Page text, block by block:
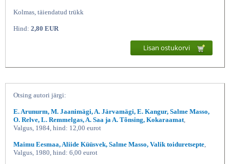
Salatid ja mahlajoogid, Salme
Kolmas, täiendatud trükk
Hind: 2,80 EUR
Lisan ostukorvi
Otsing autori järgi:
E. Arunurm, M. Jaanimägi, A. Järvamägi, E. Kangur, Salme Masso,
O. Relve, L. Remmelgas, A. Saa ja A. Tõnsing, Kokaraamat
Valgus, 1984, hind: 12,00 eurot
Maimu Eesmaa, Aliide Küüsvek, Salme Masso, Valik toiduretsepte
Valgus, 1980, hind: 6,00 eurot